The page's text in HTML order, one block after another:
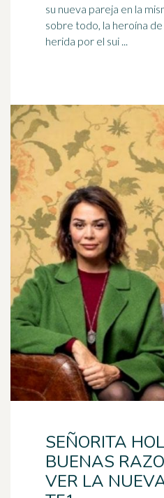
su nueva pareja en la
sobre todo, la heroína
herida por el sui ...
SEÑORITA
BUENAS
VER LA